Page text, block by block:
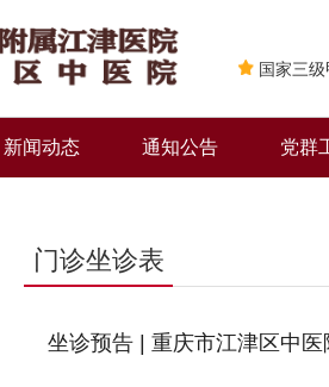
国家三
新闻动态 通知公告 党群
门诊坐诊表
坐诊预告 | 重庆市江津区中医